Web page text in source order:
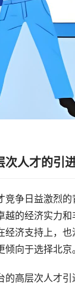
次人才的引
竞争日益激烈
越的经济实力
经济支持上，
倾向于选择北京
的高层次人才